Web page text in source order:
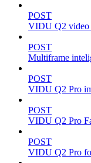
POST
VIDU Q2 video
POST
Multiframe
POST
VIDU Q2 Pro
POST
VIDU Q2 Pro
POST
VIDU Q2 Pro